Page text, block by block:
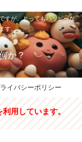
すが、とってもハッピーな
す。
か？
イバシーポリシー
利用しています。